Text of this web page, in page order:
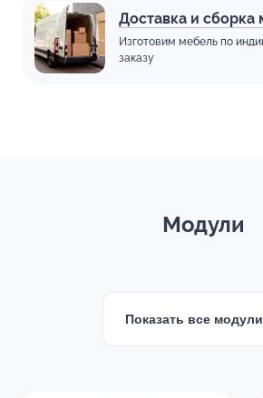
Доставка и сборка
Изготовим мебель по
заказу
Модули
Показать все модули